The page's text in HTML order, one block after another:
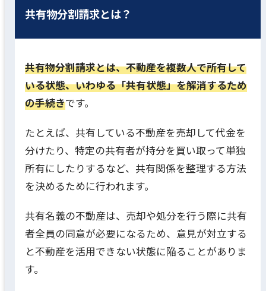
共有物分割請求とは？
共有物分割請求とは、不動産を複数人で所有して
いる状態、いわゆる「共有状態」を解消するため
の手続きです。
たとえば、共有している不動産を売却して代金を
分けたり、特定の共有者が持分を買い取って単独
所有にしたりするなど、共有関係を整理する方法
を決めるために行われます。
共有名義の不動産は、売却や処分を行う際に共有
者全員の同意が必要になるため、意見が対立する
と不動産を活用できない状態に陥ることがありま
す。